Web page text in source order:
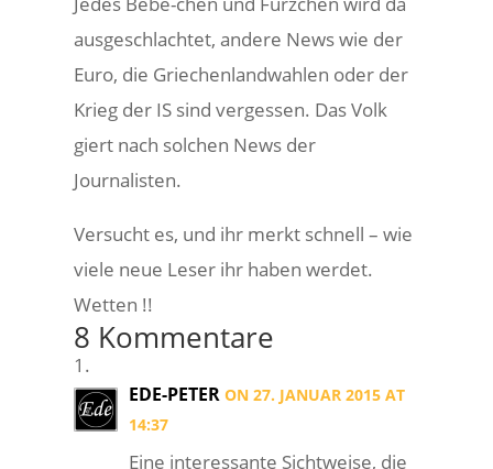
ausgeschlachtet, andere News wie der
Euro, die Griechenlandwahlen oder der
Krieg der IS sind vergessen. Das Volk
giert nach solchen News der
Journalisten.
Versucht es, und ihr merkt schnell – wie
viele neue Leser ihr haben werdet.
Wetten !!
8 Kommentare
EDE-PETER ON 27. JANUAR 2015 AT
14:37
Eine interessante Sichtweise, die